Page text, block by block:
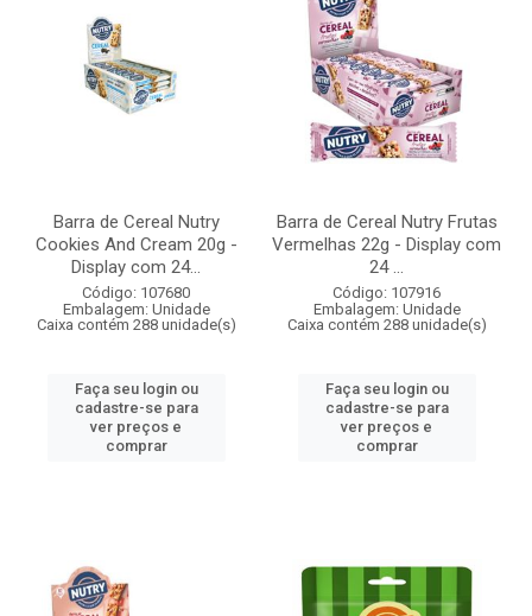
Barra de Cereal Nutry
Cookies And Cream 20g -
Display com 24...
Código: 107680
Embalagem: Unidade
Caixa contém 288 unidade(s)
Faça seu login ou
cadastre-se para
ver preços e
comprar
Barra de Cereal Nutry Frutas
Vermelhas 22g - Display com
24 ...
Código: 107916
Embalagem: Unidade
Caixa contém 288 unidade(s)
Faça seu login ou
cadastre-se para
ver preços e
comprar